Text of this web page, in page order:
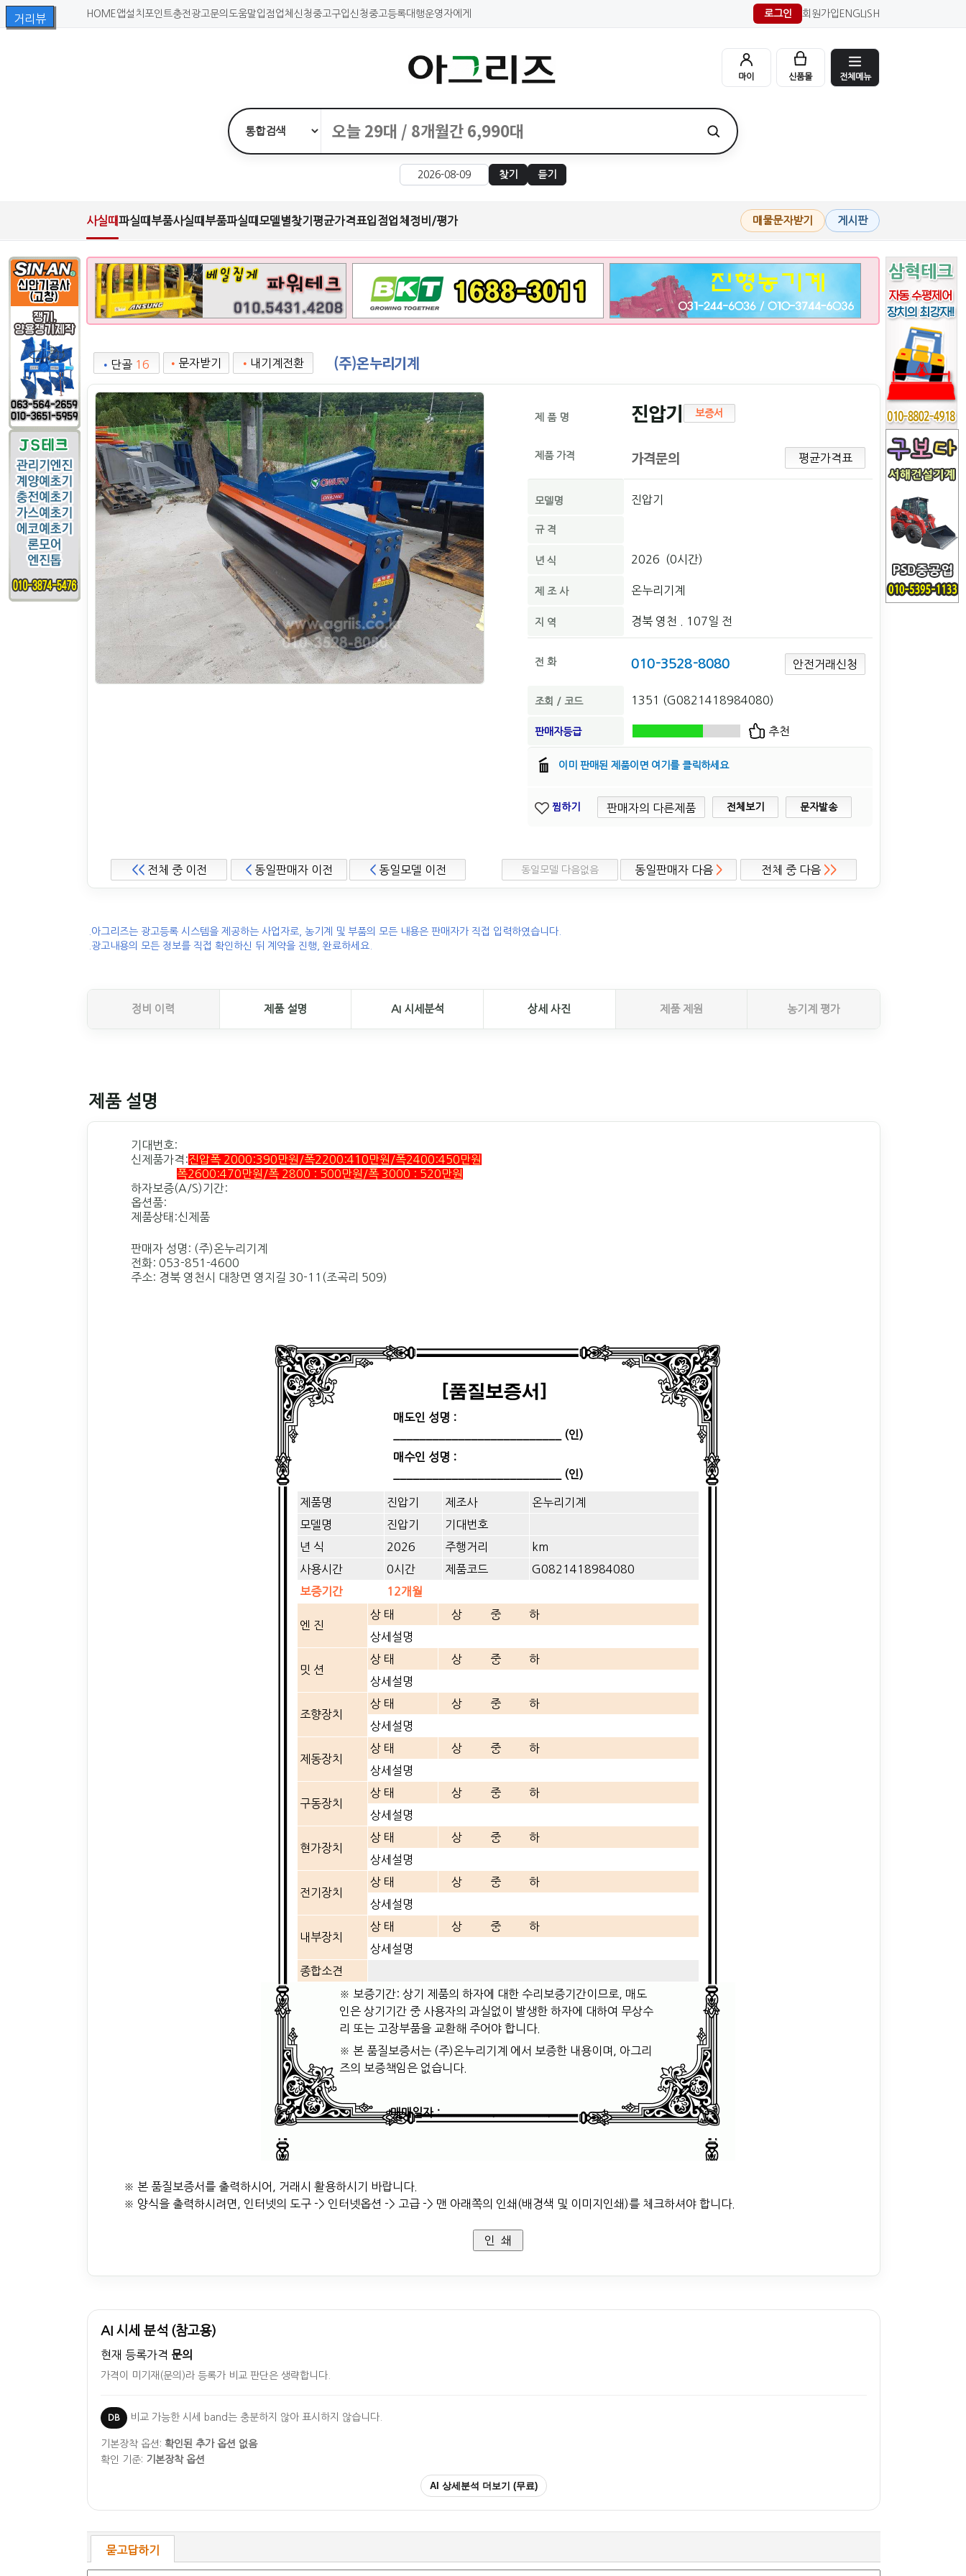
HOME 앱설치 포인트충전 광고문의 도움말입점업체신청중고구입신청중고등록대행운영자에게 로그인 회원가입 ENGLISH
찾기 듣기
마이 신품몰 전체메뉴
사실때파실때 부품사실때 부품파실때 모델별찾기 평균가격표입점업체 정비/평가 매물문자받기 게시판
• 단골 16 • 문자받기 • 내기계전환 (주)온누리기계
제 품 명 진압기 보증서
제품 가격 가격문의 평균가격표
모델명 진압기
규 격
년 식 2026 (0시간)
제 조 사 온누리기계
지 역 경북 영천 . 107일 전
전 화 010-3528-8080 안전거래신청
조회 / 코드 1351 (G0821418984080)
판매자등급 추천
이미 판매된 제품이면 여기를 클릭하세요
찜하기 전체보기 문자발송
<<전체 중 이전 < 동일판매자 이전 <동일모델 이전 동일모델 다음없음 동일판매자 다음 > 전체 중 다음 >>
.아그리즈는 광고등록 시스템을 제공하는 사업자로, 농기계 및 부품의 모든 내용은 판매자가 직접 입력하였습니다.
.광고내용의 모든 정보를 직접 확인하신 뒤 계약을 진행, 완료하세요.
정비 이력 제품 설명 AI 시세분석 상세 사진 제품 제원 농기계 평가
제품 설명
기대번호:
신제품가격:진압폭 2000:390만원/폭2200:410만원/폭2400:450만원
폭2600:470만원/폭 2800 : 500만원/폭 3000 : 520만원
하자보증(A/S)기간:
옵션품:
제품상태:신제품
판매자 성명: (주)온누리기계
전화: 053-851-4600
주소: 경북 영천시 대창면 영지길 30-11(조곡리 509)
매도인 성명 :
__________________________ (인)
매수인 성명 :
__________________________ (인)
제품명 진압기 제조사
온누리기계
모델명
진압기
기대번호
년 식
2026 주행거리
km
사용시간
0시간 제품코드
G0821418984080
보증기간
12개월
엔 진
상 태 상 중
하
상세설명
밋 션
상 태 상 중
하
상세설명
조향장치
상 태 상 중
하
상세설명
제동장치
상 태 상 중
하
상세설명
구동장치
상 태 상 중
하
상세설명
현가장치
상 태 상 중
하
상세설명
전기장치
상 태 상 중
하
상세설명
내부장치
상 태 상 중
하
상세설명
종합소견
※ 보증기간: 상기 제품의 하자에 대한 수리보증기간이므로, 매도
인은 상기기간 중 사용자의 과실없이 발생한 하자에 대하여 무상수
리 또는 고장부품을 교환해 주어야 합니다.
※ 본 품질보증서는 (주)온누리기계 에서 보증한 내용이며, 아그리
즈의 보증책임은 없습니다.
매매일자 : . . .
※ 본 품질보증서를 출력하시어, 거래시 활용하시기 바랍니다.
※ 양식을 출력하시려면, 인터넷의 도구 -> 인터넷옵션 -> 고급 -> 맨 아래쪽의 인쇄(배경색 및 이미지인쇄)를 체크하셔야 합니다.
AI 시세 분석 (참고용)
현재 등록가격 문의
가격이 미기재(문의)라 등록가 비교 판단은 생략합니다.
DB 비교 가능한 시세 band는 충분하지 않아 표시하지 않습니다.
기본장착 옵션: 확인된 추가 옵션 없음
확인 기준: 기본장착 옵션
AI 상세분석 더보기 (무료)
묻고답하기